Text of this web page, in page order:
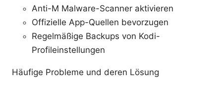
Anti-M Malware-Scanner aktivieren
Offizielle App-Quellen bevorzugen
Regelmäßige Backups von Kodi-
Profileinstellungen
Häufige Probleme und deren Lösung